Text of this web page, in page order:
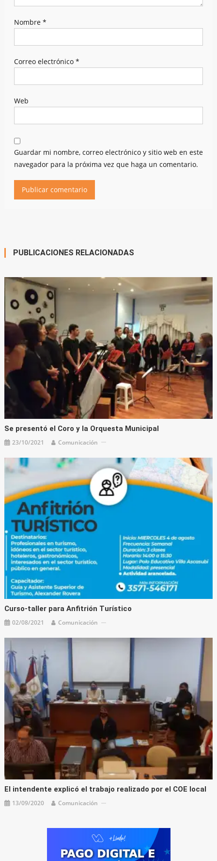
Nombre *
Correo electrónico *
Web
Guardar mi nombre, correo electrónico y sitio web en este
navegador para la próxima vez que haga un comentario.
PUBLICACIONES RELACIONADAS
Se presentó el Coro y la Orquesta Municipal
23/10/2021 Comunicación
Curso-taller para Anfitrión Turístico
02/08/2021 Comunicación
El intendente explicó el trabajo realizado por el COE local
13/09/2020 Comunicación